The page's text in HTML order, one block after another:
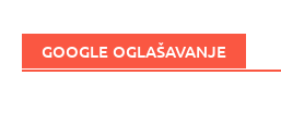
GOOGLE OGLAŠAVANJE